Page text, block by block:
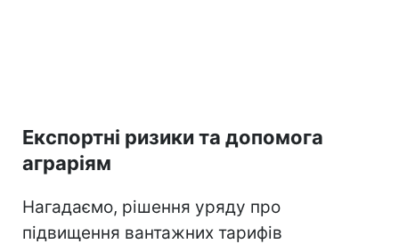
Експортні ризики та допомога
аграріям
Нагадаємо, рішення уряду про
підвищення вантажних тарифів